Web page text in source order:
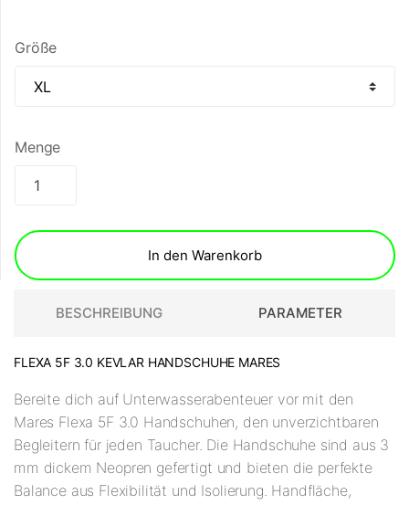
Größe
Menge
In den Warenkorb
BESCHREIBUNG PARAMETER
FLEXA 5F 3.0 KEVLAR HANDSCHUHE MARES
Bereite dich auf Unterwasserabenteuer vor mit den
Mares Flexa 5F 3.0 Handschuhen, den unverzichtbaren
Begleitern für jeden Taucher. Die Handschuhe sind aus 3
mm dickem Neopren gefertigt und bieten die perfekte
Balance aus Flexibilität und Isolierung. Handfläche,